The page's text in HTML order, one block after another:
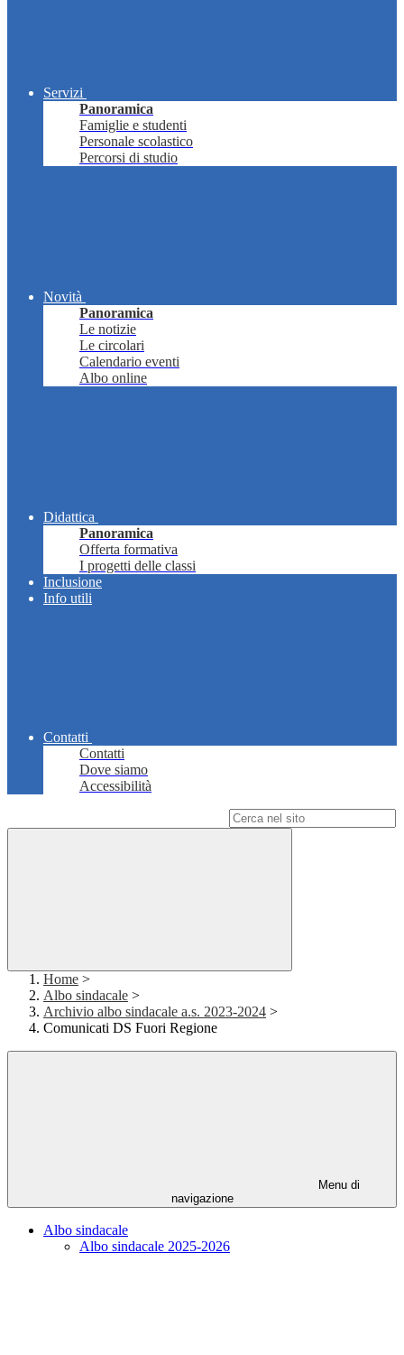
Servizi
Panoramica
Famiglie e studenti
Personale scolastico
Percorsi di studio
Novità
Panoramica
Le notizie
Le circolari
Calendario eventi
Albo online
Didattica
Panoramica
Offerta formativa
I progetti delle classi
Inclusione
Info utili
Contatti
Contatti
Dove siamo
Accessibilità
Home >
Albo sindacale >
Archivio albo sindacale a.s. 2023-2024 >
Comunicati DS Fuori Regione
Menu di
navigazione
Albo sindacale
Albo sindacale 2025-2026